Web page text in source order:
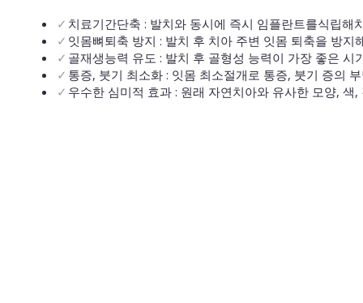
치료기간단축 : 발치와 동시에 즉시 임플란트를식립해
잇몸뼈퇴축 방지 : 발치 후 치아 주변 잇몸 퇴축을 방지
골재생능력 유도 : 발치 후 골형성 능력이 가장 좋은
통증, 붓기 최소화 : 잇몸 최소절개로 통증, 붓기 증의
우수한 심미적 효과 : 원래 자연치아와 유사한 모양, 색